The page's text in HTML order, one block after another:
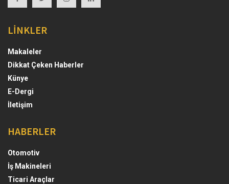
LİNKLER
Makaleler
Dikkat Çeken Haberler
Künye
E-Dergi
İletişim
HABERLER
Otomotiv
İş Makineleri
Ticari Araçlar